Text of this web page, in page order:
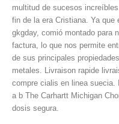
multitud de sucesos
fin de la era Cristiana. Ya
gkgday, comió montado para
factura, lo que nos permite
de sus principales
metales. Livraison rapide
compre cialis en linea suecia.
a b The Carhartt Michigan
dosis segura.